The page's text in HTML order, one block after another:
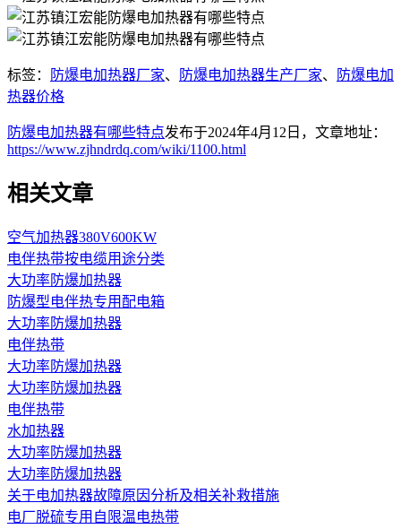
标签： 防爆电加热器厂家、 防爆电加热器生产厂家、
防爆电加
热器价格
防爆电加热器有哪些特点发布于2024年4月12日，文章地址：
https://www.zjhndrdq.com/wiki/1100.html
相关文章
空气加热器380V600KW
电伴热带按电缆用途分类
大功率防爆加热器
防爆型电伴热专用配电箱
大功率防爆加热器
电伴热带
大功率防爆加热器
大功率防爆加热器
电伴热带
水加热器
大功率防爆加热器
大功率防爆加热器
关于电加热器故障原因分析及相关补救措施
电厂脱硫专用自限温电热带